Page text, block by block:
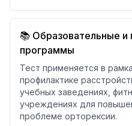
📚 Образовательные и
программы
Тест применяется в
профилактике
учебных заведениях,
учреждениях для
проблеме орторексии.